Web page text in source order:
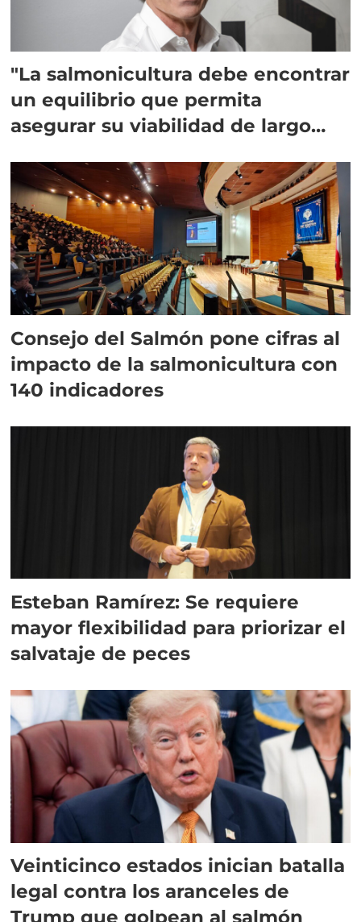
"La salmonicultura debe encontrar
un equilibrio que permita
asegurar su viabilidad de largo
Consejo del Salmón pone cifras al
impacto de la salmonicultura con
140 indicadores
Esteban Ramírez: Se requiere
mayor flexibilidad para priorizar el
salvataje de peces
Veinticinco estados inician batalla
legal contra los aranceles de
Trump que golpean al salmón